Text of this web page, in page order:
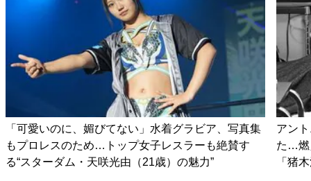
「可愛いのに、媚びてない」水着グラビア、写真集
もプロレスのため…トップ女子レスラーも絶賛す
る“スターダム・天咲光由（21歳）の魅力”
アン
た…燃
「猪